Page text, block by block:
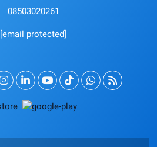
08503020261
[email protected]